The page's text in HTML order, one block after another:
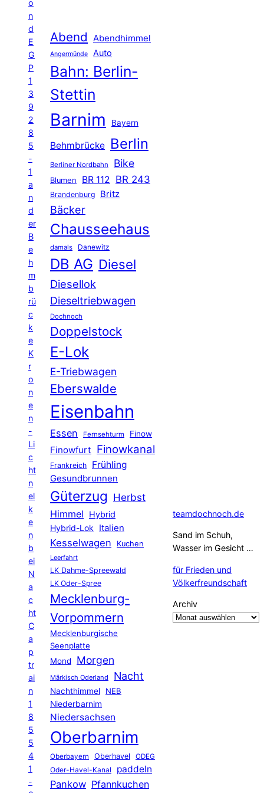
o
n
d
E
G
P
1
3
9
2
8
5
-
1
a
n
d
er
B
e
h
m
b
rü
c
k
e
K
r
o
n
e
n
-
Li
c
ht
n
el
k
e
n
b
ei
N
a
c
ht
C
a
p
tr
ai
n
1
8
5
5
4
1
-
Abend Abendhimmel
Angermünde Auto
Bahn: Berlin-
Stettin
Barnim Bayern
Behmbrücke Berlin
Berliner Nordbahn Bike
Blumen BR 112 BR 243
Brandenburg Britz
Bäcker
Chausseehaus
damals Danewitz
DB AG Diesel
Diesellok
Dieseltriebwagen
Dochnoch
Doppelstock
E-Lok
E-Triebwagen
Eberswalde
Eisenbahn
Essen Fernsehturm Finow
Finowfurt Finowkanal
Frankreich Frühling
Gesundbrunnen
Güterzug Herbst
Himmel
Hybrid
Hybrid-Lok Italien
Kesselwagen Kuchen
Leerfahrt
LK Dahme-Spreewald
LK Oder-Spree
Mecklenburg-
Vorpommern
Mecklenburgische
Seenplatte
Mond
Morgen
Märkisch Oderland Nacht
Nachthimmel
NEB
Niederbarnim
Niedersachsen
Oberbarnim
Oberbayern Oberhavel ODEG
Oder-Havel-Kanal paddeln
Pankow Pfannkuchen
teamdochnoch.de
Sand im Schuh,
Wasser im Gesicht …
für Frieden und
Völkerfreundschaft
Archiv